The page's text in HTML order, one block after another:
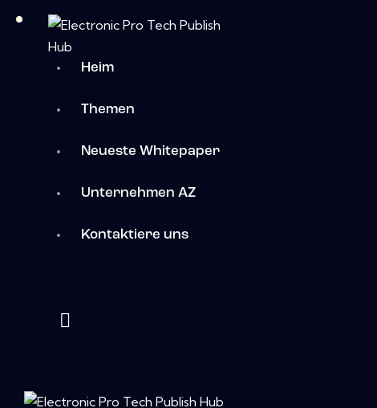
Heim
Themen
Neueste Whitepaper
Unternehmen AZ
Kontaktiere uns